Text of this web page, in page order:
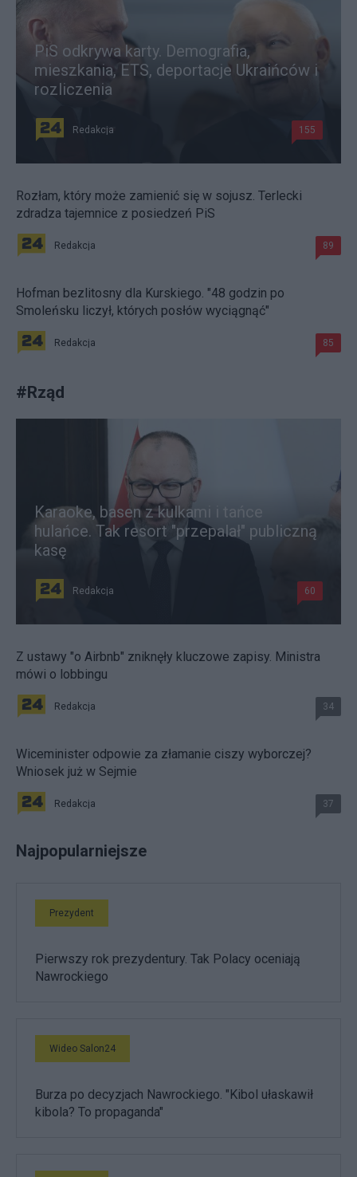
PiS odkrywa karty. Demografia,
mieszkania, ETS, deportacje Ukraińców i
rozliczenia
Redakcja 155
Rozłam, który może zamienić się w sojusz. Terlecki
zdradza tajemnice z posiedzeń PiS
Redakcja 89
Hofman bezlitosny dla Kurskiego. "48 godzin po
Smoleńsku liczył, których posłów wyciągnąć"
Redakcja 85
#Rząd
Karaoke, basen z kulkami i tańce
hulańce. Tak resort "przepalał" publiczną
kasę
Redakcja 60
Z ustawy "o Airbnb" zniknęły kluczowe zapisy. Ministra
mówi o lobbingu
Redakcja 34
Wiceminister odpowie za złamanie ciszy wyborczej?
Wniosek już w Sejmie
Redakcja 37
Najpopularniejsze
Prezydent
Pierwszy rok prezydentury. Tak Polacy oceniają
Nawrockiego
Wideo Salon24
Burza po decyzjach Nawrockiego. "Kibol ułaskawił
kibola? To propaganda"